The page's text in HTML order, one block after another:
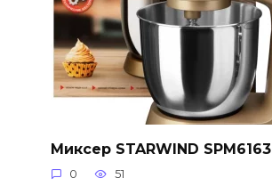
Миксер STARWIND SPM6163
0 51